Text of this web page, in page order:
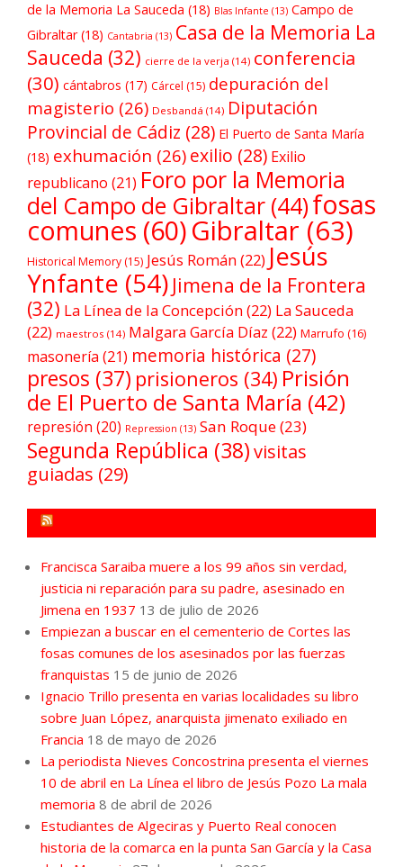
de la Memoria La Sauceda (18) Blas Infante (13) Campo de
Gibraltar(18) Cantabria (13) Casa de la Memoria La
Sauceda (32) cierre de la verja (14) conferencia
(30) cántabros (17) Cárcel (15) depuración del
magisterio (26) Desbandá (14) Diputación
Provincial de Cádiz (28) El Puerto de Santa María
(18) exhumación (26) exilio (28) Exilio
republicano (21) Foro por la Memoria
del Campo de Gibraltar (44)fosas
comunes (60)Gibraltar(63)
Historical Memory (15) Jesús Román(22) Jesús
Ynfante (54) Jimena de la Frontera
(32) La Línea de la Concepción(22) La Sauceda
(22) maestros (14) Malgara García Díaz (22) Marrufo (16)
masonería (21) memoria histórica (27)
presos (37) prisioneros (34) Prisión
de El Puerto de Santa María (42)
represión (20) Repression (13) San Roque(23)
Segunda República (38)visitas
guiadas (29)
Francisca Saraiba muere a los 99 años sin verdad,
justicia ni reparación para su padre, asesinado en
Jimena en 1937 13 de julio de 2026
Empiezan a buscar en el cementerio de Cortes las
fosas comunes de los asesinados por las fuerzas
franquistas 15 de junio de 2026
Ignacio Trillo presenta en varias localidades su libro
sobre Juan López, anarquista jimenato exiliado en
Francia 18 de mayo de 2026
La periodista Nieves Concostrina presenta el viernes
10 de abril en La Línea el libro de Jesús Pozo La mala
memoria 8 de abril de 2026
Estudiantes de Algeciras y Puerto Real conocen
historia de la comarca en la punta San García y la Casa